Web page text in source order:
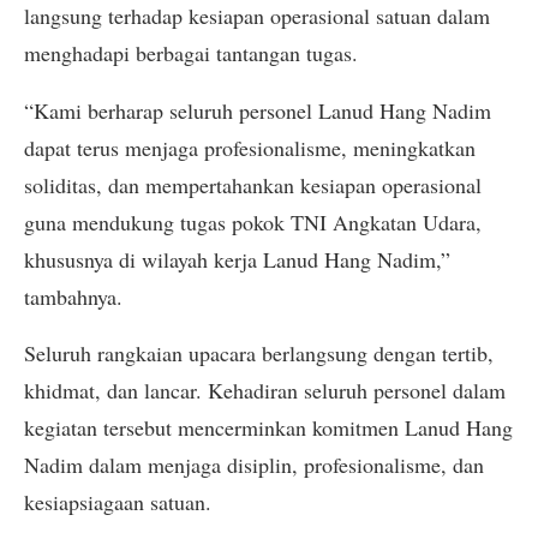
langsung terhadap kesiapan operasional satuan dalam
menghadapi berbagai tantangan tugas.
“Kami berharap seluruh personel Lanud Hang Nadim
dapat terus menjaga profesionalisme, meningkatkan
soliditas, dan mempertahankan kesiapan operasional
guna mendukung tugas pokok TNI Angkatan Udara,
khususnya di wilayah kerja Lanud Hang Nadim,”
tambahnya.
Seluruh rangkaian upacara berlangsung dengan tertib,
khidmat, dan lancar. Kehadiran seluruh personel dalam
kegiatan tersebut mencerminkan komitmen Lanud Hang
Nadim dalam menjaga disiplin, profesionalisme, dan
kesiapsiagaan satuan.